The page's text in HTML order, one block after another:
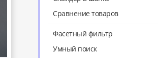
Cравнение товаров
Фасетный фильтр
Умный поиск